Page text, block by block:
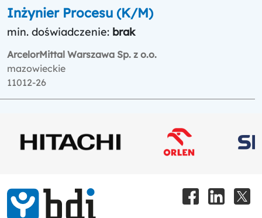
Inżynier Procesu (K/M)
min. doświadczenie: brak
ArcelorMittal Warszawa Sp. z o.o.
mazowieckie
11012-26